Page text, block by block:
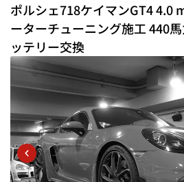
ポルシェ718ケイマンGT4 4.0
ーターチューニング施工 440
ッテリー交換